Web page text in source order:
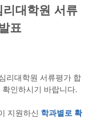
대학원 서류
표
리대학원 서류평가 합
인하시기 바랍니다.
지원하신 학과별로 확